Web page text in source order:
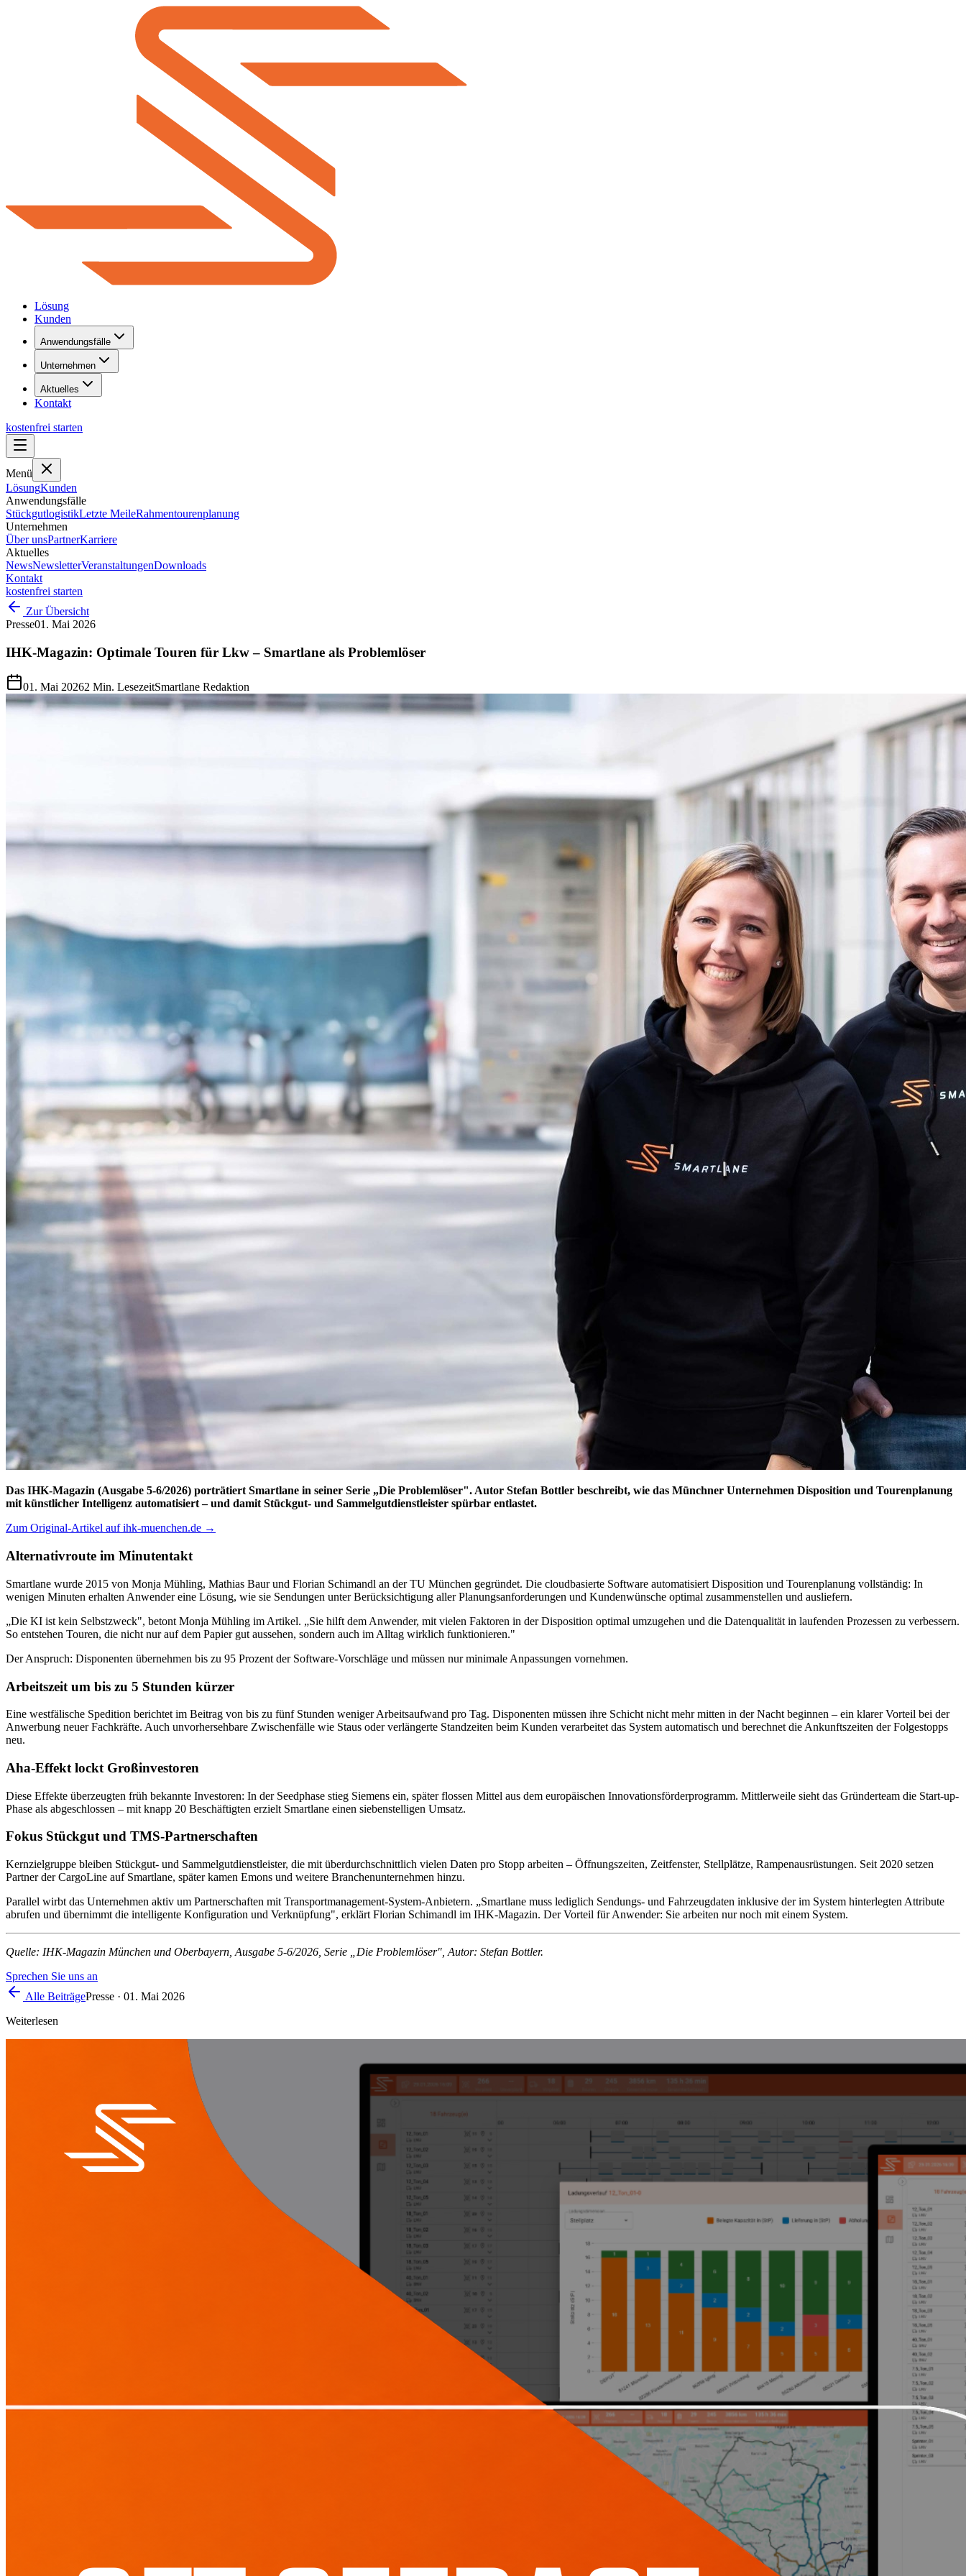
Lösung
Kunden
Anwendungsfälle
Unternehmen
Aktuelles
Kontakt
kostenfrei starten
Menü
LösungKunden
Anwendungsfälle
StückgutlogistikLetzte MeileRahmentourenplanung
Unternehmen
Über unsPartnerKarriere
Aktuelles
NewsNewsletterVeranstaltungenDownloads
Kontakt
kostenfrei starten
Zur Übersicht
Presse01. Mai 2026
IHK-Magazin: Optimale Touren für Lkw – Smartlane als Problemlöser
01. Mai 20262 Min. LesezeitSmartlane Redaktion
Das IHK-Magazin (Ausgabe 5-6/2026) porträtiert Smartlane in seiner Serie „Die Problemlöser". Autor Stefan Bottler beschreibt, wie das Münchner Unternehmen Disposition und Tourenplanung
mit künstlicher Intelligenz automatisiert – und damit Stückgut- und Sammelgutdienstleister spürbar entlastet.
Zum Original-Artikel auf ihk-muenchen.de →
Alternativroute im Minutentakt
Smartlane wurde 2015 von Monja Mühling, Mathias Baur und Florian Schimandl an der TU München gegründet. Die cloudbasierte Software automatisiert Disposition und Tourenplanung vollständig: In
wenigen Minuten erhalten Anwender eine Lösung, wie sie Sendungen unter Berücksichtigung aller Planungsanforderungen und Kundenwünsche optimal zusammenstellen und ausliefern.
„Die KI ist kein Selbstzweck", betont Monja Mühling im Artikel. „Sie hilft dem Anwender, mit vielen Faktoren in der Disposition optimal umzugehen und die Datenqualität in laufenden Prozessen zu verbessern.
So entstehen Touren, die nicht nur auf dem Papier gut aussehen, sondern auch im Alltag wirklich funktionieren."
Der Anspruch: Disponenten übernehmen bis zu 95 Prozent der Software-Vorschläge und müssen nur minimale Anpassungen vornehmen.
Arbeitszeit um bis zu 5 Stunden kürzer
Eine westfälische Spedition berichtet im Beitrag von bis zu fünf Stunden weniger Arbeitsaufwand pro Tag. Disponenten müssen ihre Schicht nicht mehr mitten in der Nacht beginnen – ein klarer Vorteil bei der
Anwerbung neuer Fachkräfte. Auch unvorhersehbare Zwischenfälle wie Staus oder verlängerte Standzeiten beim Kunden verarbeitet das System automatisch und berechnet die Ankunftszeiten der Folgestopps
neu.
Aha-Effekt lockt Großinvestoren
Diese Effekte überzeugten früh bekannte Investoren: In der Seedphase stieg Siemens ein, später flossen Mittel aus dem europäischen Innovationsförderprogramm. Mittlerweile sieht das Gründerteam die Start-up-
Phase als abgeschlossen – mit knapp 20 Beschäftigten erzielt Smartlane einen siebenstelligen Umsatz.
Fokus Stückgut und TMS-Partnerschaften
Kernzielgruppe bleiben Stückgut- und Sammelgutdienstleister, die mit überdurchschnittlich vielen Daten pro Stopp arbeiten – Öffnungszeiten, Zeitfenster, Stellplätze, Rampenausrüstungen. Seit 2020 setzen
Partner der CargoLine auf Smartlane, später kamen Emons und weitere Branchenunternehmen hinzu.
Parallel wirbt das Unternehmen aktiv um Partnerschaften mit Transportmanagement-System-Anbietern. „Smartlane muss lediglich Sendungs- und Fahrzeugdaten inklusive der im System hinterlegten Attribute
abrufen und übernimmt die intelligente Konfiguration und Verknüpfung", erklärt Florian Schimandl im IHK-Magazin. Der Vorteil für Anwender: Sie arbeiten nur noch mit einem System.
Quelle: IHK-Magazin München und Oberbayern, Ausgabe 5-6/2026, Serie „Die Problemlöser", Autor: Stefan Bottler.
Sprechen Sie uns an
Alle BeiträgePresse · 01. Mai 2026
Weiterlesen